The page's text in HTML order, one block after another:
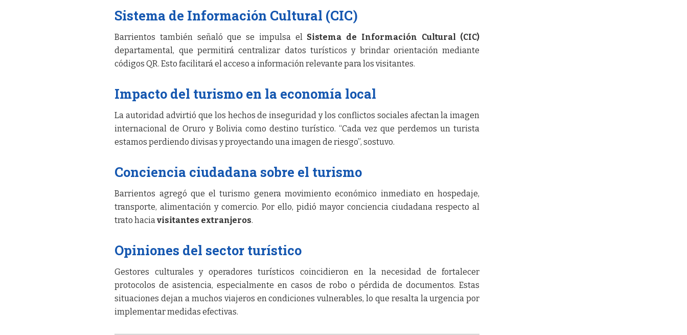
Sistema de Información Cultural (CIC)
Barrientos también señaló que se impulsa el Sistema de Información Cultural (CIC)
departamental, que permitirá centralizar datos turísticos y brindar orientación mediante
códigos QR. Esto facilitará el acceso a información relevante para los visitantes.
Impacto del turismo en la economía local
La autoridad advirtió que los hechos de inseguridad y los conflictos sociales afectan la imagen
internacional de Oruro y Bolivia como destino turístico. “Cada vez que perdemos un turista
estamos perdiendo divisas y proyectando una imagen de riesgo”, sostuvo.
Conciencia ciudadana sobre el turismo
Barrientos agregó que el turismo genera movimiento económico inmediato en hospedaje,
transporte, alimentación y comercio. Por ello, pidió mayor conciencia ciudadana respecto al
trato haciavisitantes extranjeros.
Opiniones del sector turístico
Gestores culturales y operadores turísticos coincidieron en la necesidad de fortalecer
protocolos de asistencia, especialmente en casos de robo o pérdida de documentos. Estas
situaciones dejan a muchos viajeros en condiciones vulnerables, lo que resalta la urgencia por
implementar medidas efectivas.